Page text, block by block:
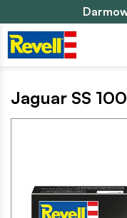
Jaguar SS 100